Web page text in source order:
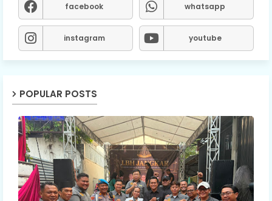
facebook whatsapp
instagram youtube
POPULAR POSTS